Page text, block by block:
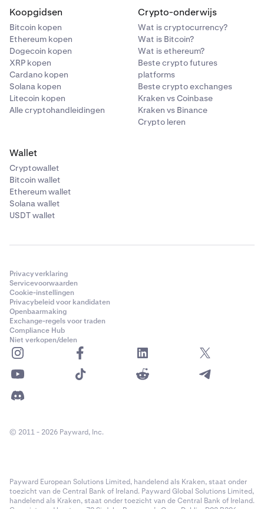
Koopgidsen
Bitcoin kopen
Ethereum kopen
Dogecoin kopen
XRP kopen
Cardano kopen
Solana kopen
Litecoin kopen
Alle cryptohandleidingen
Crypto-onderwijs
Wat is cryptocurrency?
Wat is Bitcoin?
Wat is ethereum?
Beste crypto futures
platforms
Beste crypto exchanges
Kraken vs Coinbase
Kraken vs Binance
Crypto leren
Wallet
Cryptowallet
Bitcoin wallet
Ethereum wallet
Solana wallet
USDT wallet
Privacyverklaring
Servicevoorwaarden
Cookie-instellingen
Privacybeleid voor kandidaten
Openbaarmaking
Exchange-regels voor traden
Compliance Hub
Niet verkopen/delen
© 2011 - 2026 Payward, Inc.
Payward European Solutions Limited, handelend als Kraken, staat onder
toezicht van de Central Bank of Ireland. Payward Global Solutions Limited,
handelend als Kraken, staat onder toezicht van de Central Bank of Ireland.